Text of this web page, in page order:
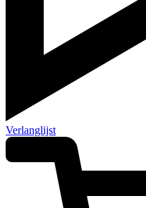
Verlanglijst